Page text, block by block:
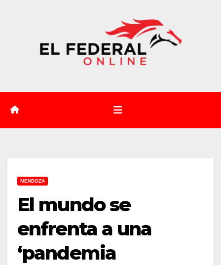
MENDOZA
El mundo se
enfrenta a una
‘pandemia